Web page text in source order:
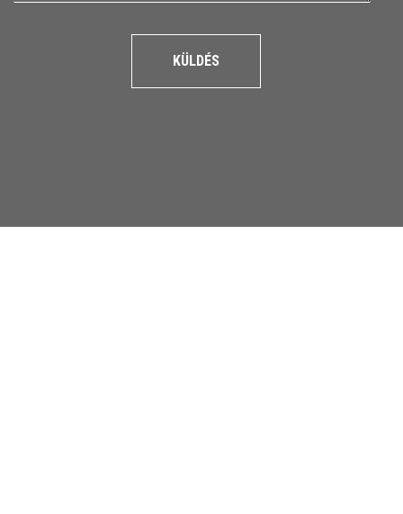
KÜLDÉS